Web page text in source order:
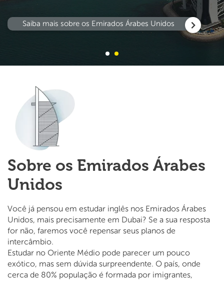
Saiba mais sobre os Emirados Árabes Unidos
Sobre os Emirados Árabes
Unidos
Você já pensou em estudar inglês nos Emirados Árabes
Unidos, mais precisamente em Dubai? Se a sua resposta
for não, faremos você repensar seus planos de
intercâmbio.
Estudar no Oriente Médio pode parecer um pouco
exótico, mas sem dúvida surpreendente. O país, onde
cerca de 80% população é formada por imigrantes,